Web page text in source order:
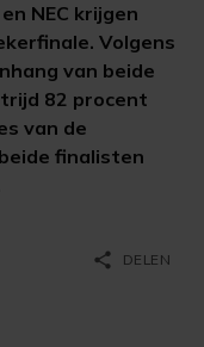
NEC krijgen
Volgens
van beide
82 procent
van de
finalisten
share DELEN